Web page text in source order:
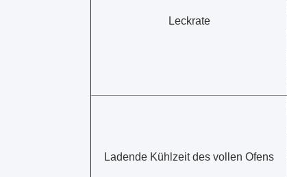
Leckrate
Ladende Kühlzeit des vollen Ofens